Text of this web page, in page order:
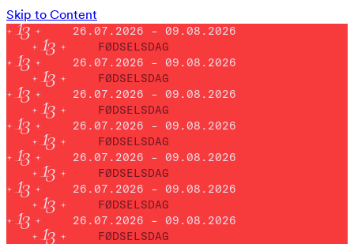
Skip to Content
26.07.2026 – 09.08.2026
FØDSELSDAG
26.07.2026 – 09.08.2026
FØDSELSDAG
26.07.2026 – 09.08.2026
FØDSELSDAG
26.07.2026 – 09.08.2026
FØDSELSDAG
26.07.2026 – 09.08.2026
FØDSELSDAG
26.07.2026 – 09.08.2026
FØDSELSDAG
26.07.2026 – 09.08.2026
FØDSELSDAG